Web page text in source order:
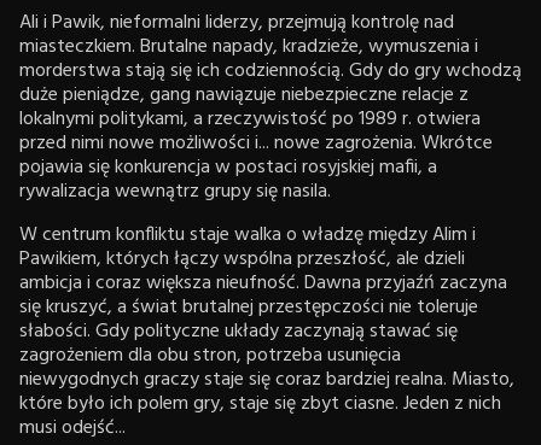
Ali i Pawik, nieformalni liderzy, przejmują kontrolę nad
miasteczkiem. Brutalne napady, kradzieże, wymuszenia i
morderstwa stają się ich codziennością. Gdy do gry wchodzą
duże pieniądze, gang nawiązuje niebezpieczne relacje z
lokalnymi politykami, a rzeczywistość po 1989 r. otwiera
przed nimi nowe możliwości i... nowe zagrożenia. Wkrótce
pojawia się konkurencja w postaci rosyjskiej mafii, a
rywalizacja wewnątrz grupy się nasila.
W centrum konfliktu staje walka o władzę między Alim i
Pawikiem, których łączy wspólna przeszłość, ale dzieli
ambicja i coraz większa nieufność. Dawna przyjaźń zaczyna
się kruszyć, a świat brutalnej przestępczości nie toleruje
słabości. Gdy polityczne układy zaczynają stawać się
zagrożeniem dla obu stron, potrzeba usunięcia
niewygodnych graczy staje się coraz bardziej realna. Miasto,
które było ich polem gry, staje się zbyt ciasne. Jeden z nich
musi odejść...